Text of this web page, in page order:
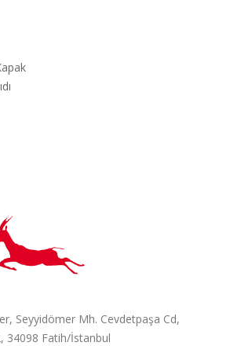
Seyyidömer Mh. Cevdetpaşa Cd,
34098 Fatih/İstanbul